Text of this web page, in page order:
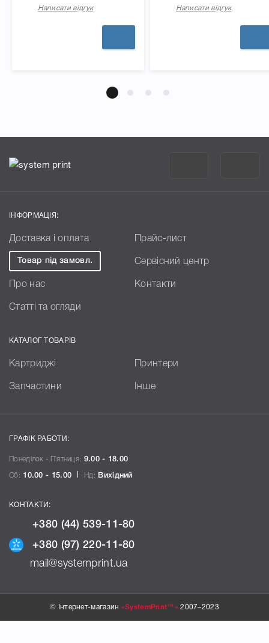
Написати відгук Написати відгук
ІНФОРМАЦІЯ:
Доставка і оплата Прайс-лист
Товар під замовл. Сервісний центр
Про нас Контакти
Статті та огляди
КАТАЛОГ ТОВАРІВ
Картриджі Принтери
Запчастини Інше
ГРАФІК РАБОТИ:
Понеділок - П`ятниця: 9.00 - 18.00
Сб: 10.00 - 15.00 Нд: Вихідний
КОНТАКТИ:
+380 (44) 539-11-80
+380 (97) 220-11-80
mail@systemprint.ua
© Інтернет-магазин «SystemPrint™» 2007–2023